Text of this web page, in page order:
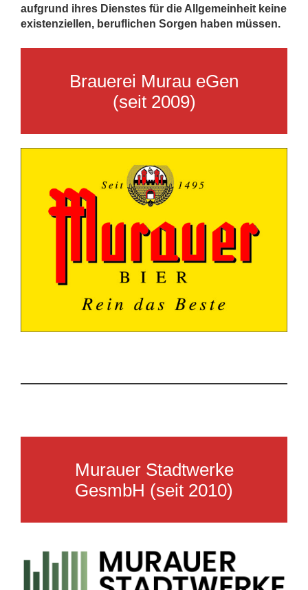
aufgrund ihres Dienstes für die Allgemeinheit keine
existenziellen, beruflichen Sorgen haben müssen.
Brauerei Murau eGen
(seit 2009)
Murauer Stadtwerke
GesmbH (seit 2010)